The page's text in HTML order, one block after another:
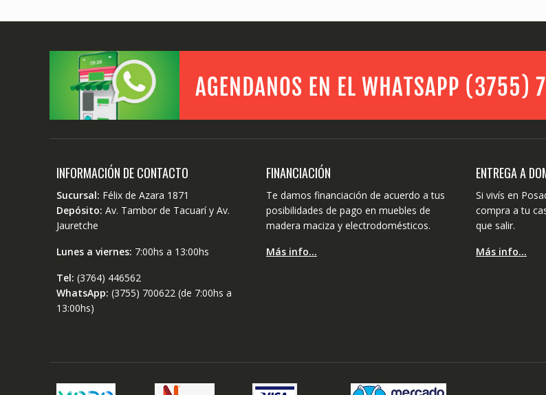
INFORMACIÓN DE CONTACTO
Sucursal: Félix de Azara 1871
Depósito: Av. Tambor de Tacuarí y Av.
Jauretche
Lunes a viernes: 7:00hs a 13:00hs
Tel: (3764) 446562
WhatsApp: (3755) 700622 (de 7:00hs a
13:00hs)
FINANCIACIÓN
Te damos financiación de acuerdo a tus
posibilidades de pago en muebles de
madera maciza y electrodomésticos.
Más info…
ENTREGA A
Si vivís en
compra a tu
que salir.
Más info…